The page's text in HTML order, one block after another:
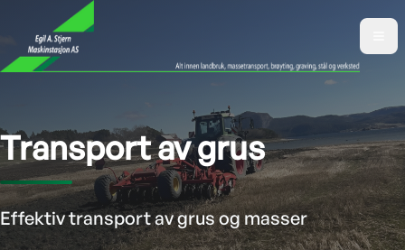
Transport av grus
Effektiv transport av grus og masser